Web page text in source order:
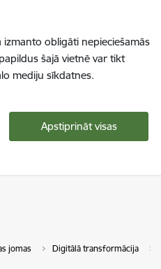
obligāti nepieciešamās
šajā vietnē var tikt
mediju sīkdatnes.
Apstiprināt visas
jomas Digitālā transformācija